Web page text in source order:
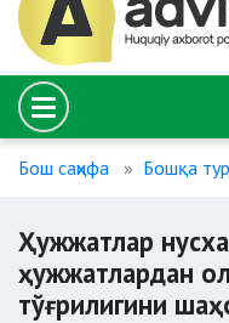
Бош саҳифа Бошқа
Ҳужжатлар
ҳужжатлардан
тўғрилигини